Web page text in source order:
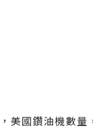
美國鑽油機數量